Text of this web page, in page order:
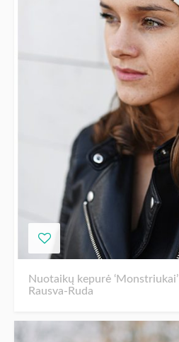
Nuotaikų kepurė ‘Monstriukai’
Rausva-Ruda